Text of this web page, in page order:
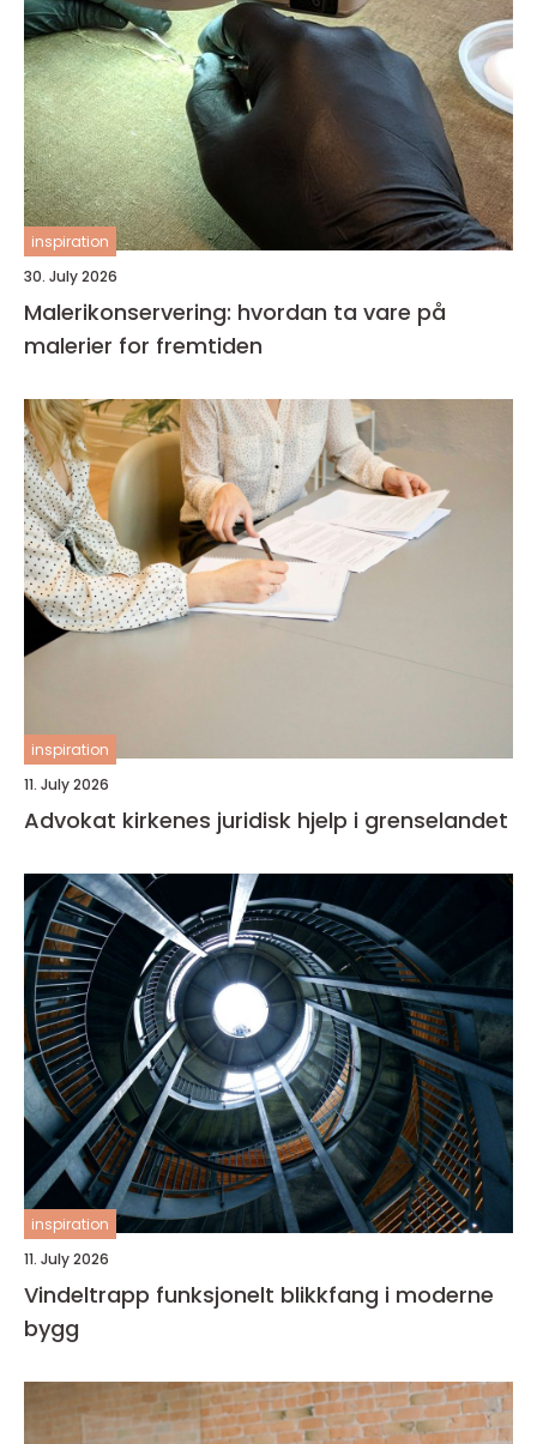
inspiration
30. July 2026
Malerikonservering: hvordan ta vare på
malerier for fremtiden
inspiration
11. July 2026
Advokat kirkenes juridisk hjelp i grenselandet
inspiration
11. July 2026
Vindeltrapp funksjonelt blikkfang i moderne
bygg